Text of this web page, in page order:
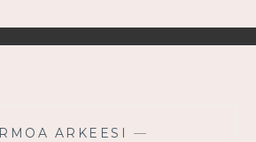
ARKEESI —